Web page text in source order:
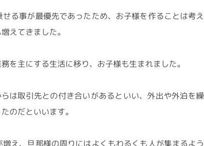
る事が最優先であったため、お子様を作ることは考
えてきました。
を主にする生活に移り、お子様も生まれました。
は取引先との付き合いがあるといい、外出や外泊を
のだといいます。
え、旦那様の周りにはよくもわるくも人が集まるよ